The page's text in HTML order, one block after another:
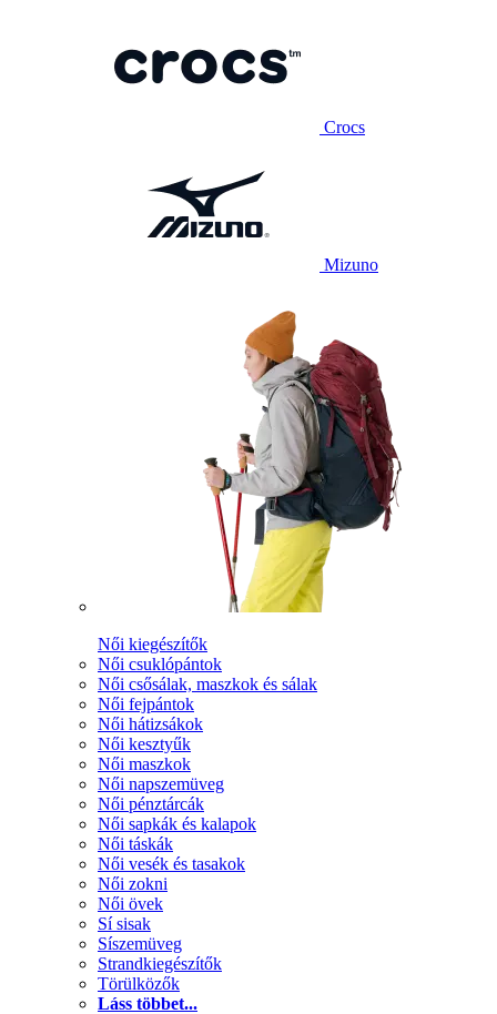
Crocs
Mizuno
Női kiegészítők
Női csuklópántok
Női csősálak, maszkok és sálak
Női fejpántok
Női hátizsákok
Női kesztyűk
Női maszkok
Női napszemüveg
Női pénztárcák
Női sapkák és kalapok
Női táskák
Női vesék és tasakok
Női zokni
Női övek
Sí sisak
Síszemüveg
Strandkiegészítők
Törülközők
Láss többet...